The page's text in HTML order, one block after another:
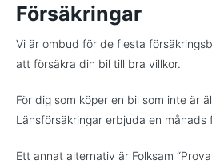
Försäkringar
Vi är ombud för de flesta
att försäkra din bil till bra villkor.
För dig som köper en bil som inte är
Länsförsäkringar erbjuda en månads
Ett annat alternativ är Folksam